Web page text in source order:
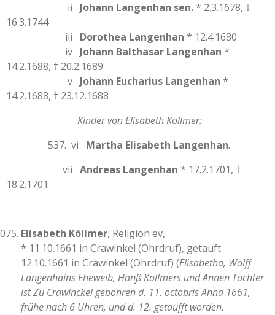
ii Johann Langenhan sen.* 2.3.1678, †
16.3.1744
iii Dorothea Langenhan * 12.4.1680
iv Johann Balthasar Langenhan *
14.2.1688, † 20.2.1689
v Johann Eucharius Langenhan *
14.2.1688, † 23.12.1688
Kinder von Elisabeth Köllmer:
537. vi Martha Elisabeth Langenhan.
vii Andreas Langenhan * 17.2.1701, †
18.2.1701
Elisabeth Köllmer, Religion ev,
* 11.10.1661 in Crawinkel (Ohrdruf), getauft
12.10.1661 in Crawinkel (Ohrdruf) (Elisabetha, Wolff
Langenhains Eheweib, Hanß Köllmers und Annen Tochter
ist Zu Crawinckel gebohren d. 11. octobris Anna 1661,
frühe nach 6 Uhren, und d. 12. getaufft worden.